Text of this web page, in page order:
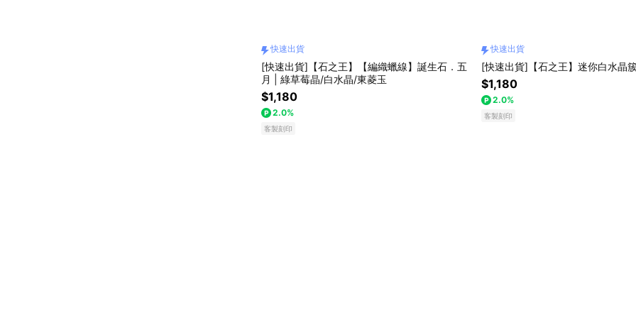
快速出貨
[快速出貨]【石之王】【編織蠟線】誕生石．五
月 | 綠草莓晶/白水晶/東菱玉
$1,180
2.0%
客製刻印
快速出貨
[快速出貨]【石之王】迷你白水晶
$1,180
2.0%
客製刻印